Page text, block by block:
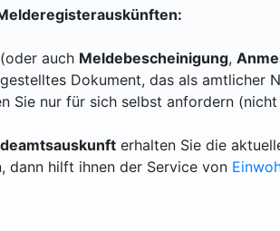
(oder auch Meldebescheinigung,
Dokument, das als amtlicher
Sie nur für sich selbst anfordern
erhalten Sie die
dann hilft ihnen der Service von